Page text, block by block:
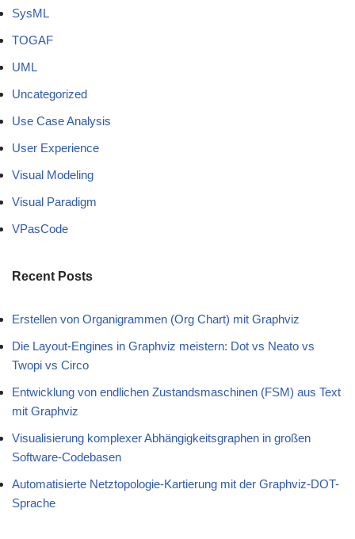
SysML
TOGAF
UML
Uncategorized
Use Case Analysis
User Experience
Visual Modeling
Visual Paradigm
VPasCode
Recent Posts
Erstellen von Organigrammen (Org Chart) mit Graphviz
Die Layout-Engines in Graphviz meistern: Dot vs Neato vs
Twopi vs Circo
Entwicklung von endlichen Zustandsmaschinen (FSM) aus Text
mit Graphviz
Visualisierung komplexer Abhängigkeitsgraphen in großen
Software-Codebasen
Automatisierte Netztopologie-Kartierung mit der Graphviz-DOT-
Sprache